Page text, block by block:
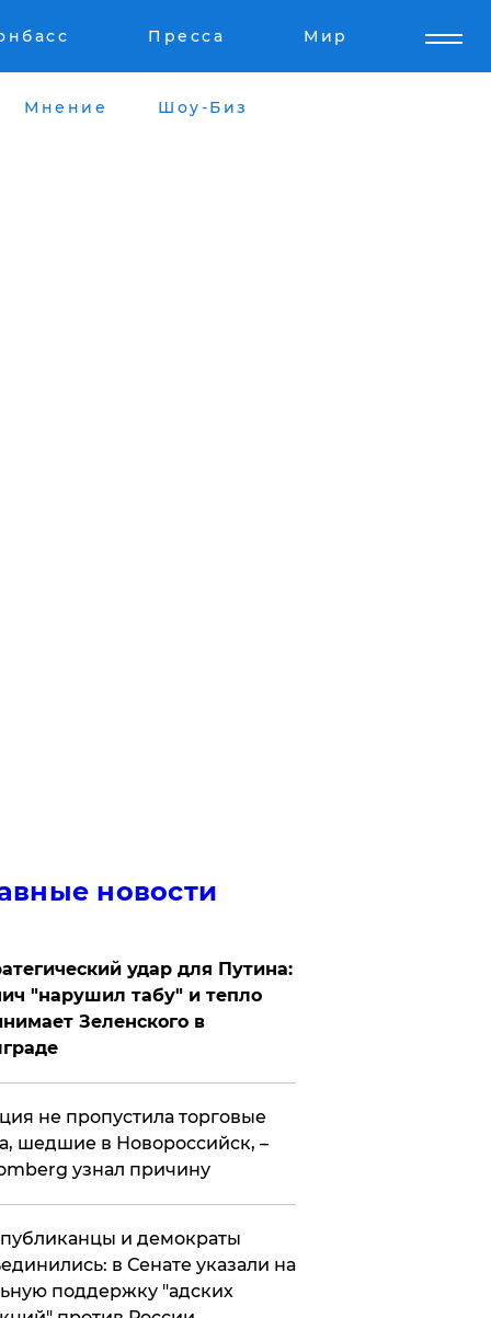
Пресса Мир
Мнение Шоу-Биз
новости
удар для Путина:
"нарушил табу" и тепло
Зеленского в
не пропустила торговые
шедшие в Новороссийск, –
узнал причину
и демократы
в Сенате указали на
поддержку "адских